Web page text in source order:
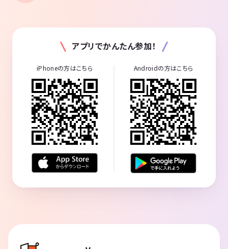
で、お気軽にお問い合わせ下さい！
※詳細は別途、お問い合わせ頂いた際にご案内いたします
体験申し込み・お問い合わせはお手数ですが「必ず」下記URLよりお願
い致します
↓↓↓↓↓
quokka-tennis.tokyo/
(URLが表示されない場合はGoogleでクオッカテニスと検索下さい！)
サークル主催者もテニスを始めて2年程のへたっぴですが、楽しく明る
く元気よくをモットーに活動しておりますので、お気軽にご応募・お問
い合わせください☺️
アプリでかんたん参加！
iPhoneの方はこちら Androidの方はこちら